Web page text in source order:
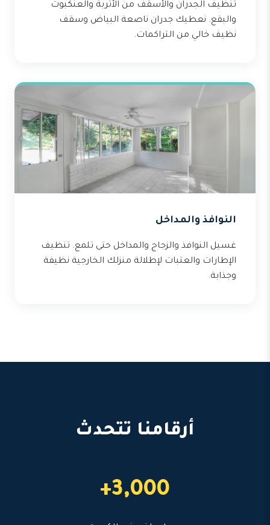
تنظيف الجدران والأسقف من الأتربة والعنكبوت
والبقع. نعطيك جدران ناصعة البياض وسقف
نظيف خالي من التراكمات.
النوافذ والمداخل
غسيل النوافذ والزجاج والمداخل حتى تلمع. تنظيف
الإطارات والعتبات لإطلالة منزلك الخارجية نظيفة
وجذابة.
أرقامنا تتحدث
3,000+